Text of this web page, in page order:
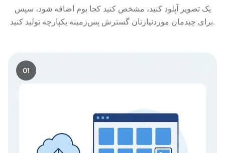
یک تصویر آپلود کنید، مشخص کنید کجا بوم اضافه شود، سپس
برای چیدمان موردنیازتان گسترش پس‌زمینه یکپارچه تولید کنید.
01